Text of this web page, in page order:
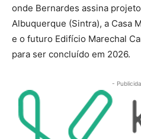
onde Bernardes assina
Albuquerque (Sintra), a Casa
e o futuro Edifício Marechal
para ser concluído em 2026.
-